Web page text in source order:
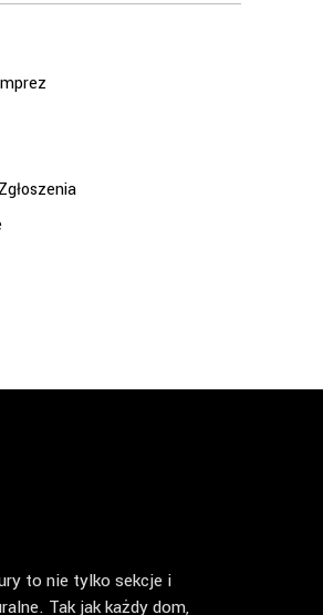
to nie tylko sekcje i
Tak jak każdy dom,